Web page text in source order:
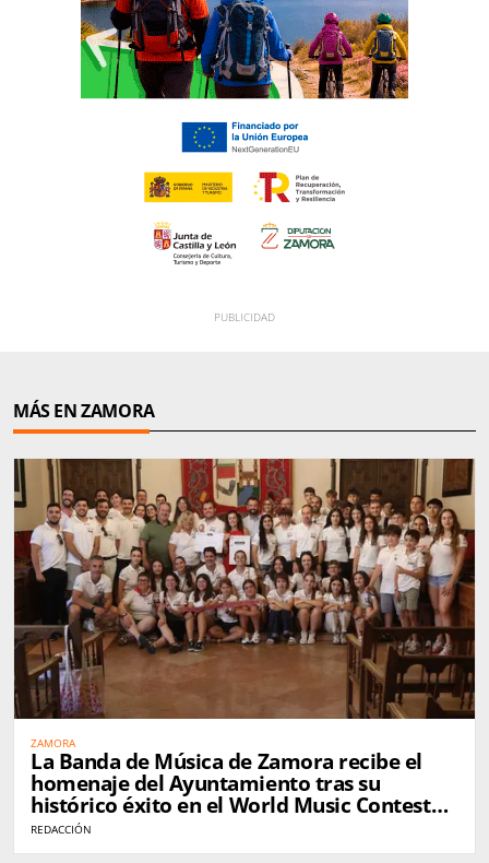
MÁS EN ZAMORA
ZAMORA
La Banda de Música de Zamora recibe el
homenaje del Ayuntamiento tras su
histórico éxito en el World Music Contest
de Kerkrade
REDACCIÓN